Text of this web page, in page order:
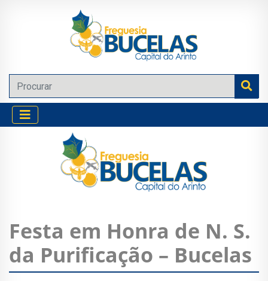
Festa em Honra de N. S.
da Purificação – Bucelas